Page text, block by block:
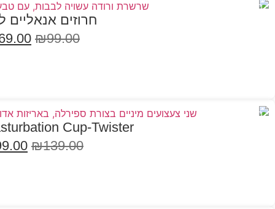
במבצע
חרוזים אנאליים
₪99.00
במבצע
Cup-Twister
₪139.00